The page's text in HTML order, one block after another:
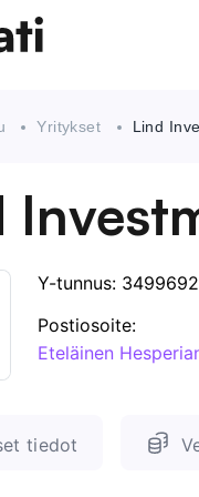
Yritykset Lind
Y-tunnus:
Postiosoite:
Eteläinen
tiedot